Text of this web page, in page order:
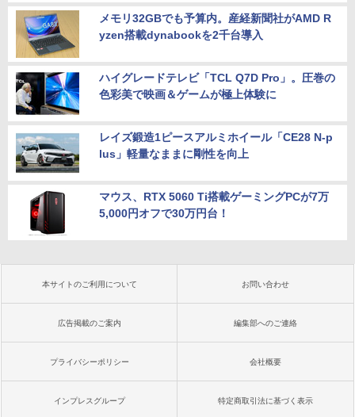
メモリ32GBでも予算内。産経新聞社がAMD R
yzen搭載dynabookを2千台導入
ハイグレードテレビ「TCL Q7D Pro」。圧巻の
色彩美で映画＆ゲームが極上体験に
レイズ鍛造1ピースアルミホイール「CE28 N-p
lus」軽量なままに剛性を向上
マウス、RTX 5060 Ti搭載ゲーミングPCが7万
5,000円オフで30万円台！
本サイトのご利用について お問い合わせ
広告掲載のご案内 編集部へのご連絡
プライバシーポリシー 会社概要
インプレスグループ 特定商取引法に基づく表示